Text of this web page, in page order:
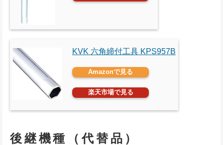
KVK 六角締付工具 KPS957B
Amazonで見る
楽天市場で見る
後継機種（代替品）